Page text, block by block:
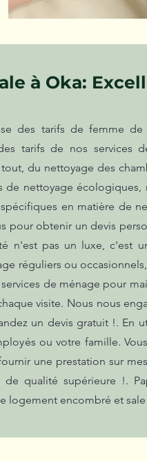
à Oka:
des tarifs de femme
tarifs de nos services
du nettoyage des
nettoyage écologiques,
en matière de
pour obtenir un devis
n'est pas un luxe, c'est
réguliers ou
de ménage pour
visite. Nous nous
un devis gratuit !. En
ou votre famille.
une prestation sur
qualité supérieure !.
logement encombré et sale